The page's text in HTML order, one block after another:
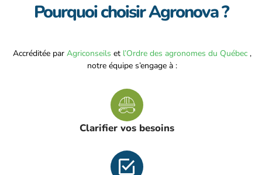
Pourquoi choisir Agronova ?
Accréditée par Agriconseils et l’Ordre des agronomes du Québec ,
notre équipe s’engage à :
Clarifier vos besoins